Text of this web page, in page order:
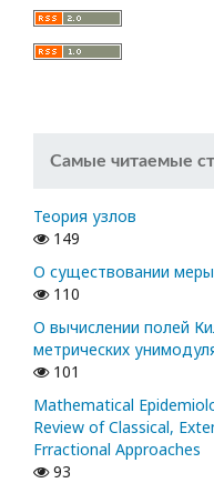
Самые читаемые
Теория узлов
149
О существовании
110
О вычислении полей
метрических
101
Mathematical
Review of Classical,
Frractional Approaches
93